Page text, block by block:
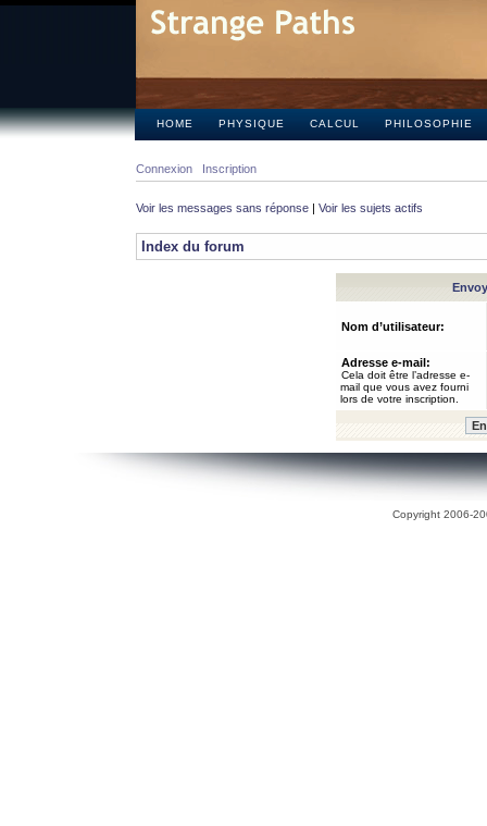
HOME PHYSIQUE CALCUL PHILOSOPHIE
Connexion Inscription
Voir les messages sans réponse | Voir les sujets actifs
Index du forum
Nom d’utilisateur:
Adresse e-mail:
Cela doit être l’adresse e-
mail que vous avez fourni
lors de votre inscription.
Copyright 2006-